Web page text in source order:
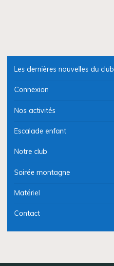
Les dernières nouvelles du club
Connexion
Nos activités
Escalade enfant
Notre club
Soirée montagne
Matériel
Contact